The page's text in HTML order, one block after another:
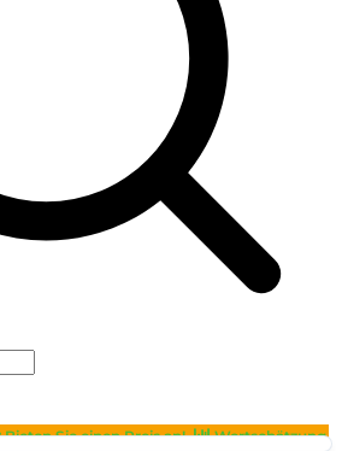
Bieten Sie einen Preis an!
Wertschätzung